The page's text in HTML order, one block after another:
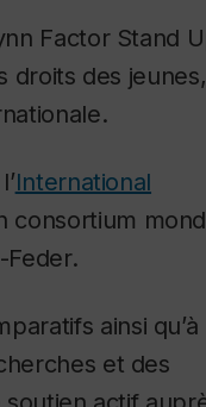
Factor Stand
droits des
International
consortium
ainsi qu’à
et des